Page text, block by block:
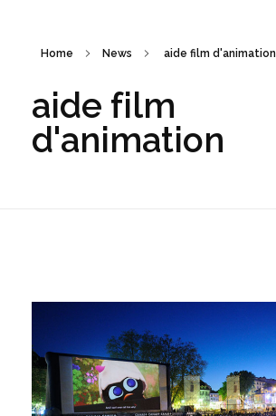
Home News aide film d'animation
aide film
d'animation